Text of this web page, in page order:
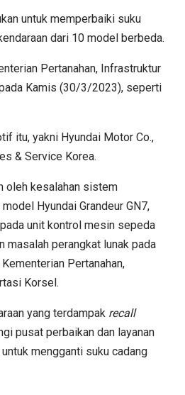
untuk memperbaiki suku
dari 10 model berbeda.
Pertanahan, Infrastruktur
Kamis (30/3/2023), seperti
itu, yakni Hyundai Motor Co.,
& Service Korea.
oleh kesalahan sistem
Hyundai Grandeur GN7,
unit kontrol mesin sepeda
masalah perangkat lunak pada
Pertanahan,
Korsel.
yang terdampak recall
pusat perbaikan dan layanan
mengganti suku cadang